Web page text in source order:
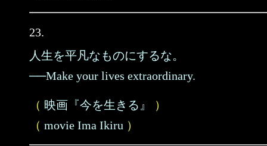
23.
人生を平凡なものにするな。
──Make your lives extraordinary.
（ 映画『今を生きる』
）
（ movie Ima Ikiru ）